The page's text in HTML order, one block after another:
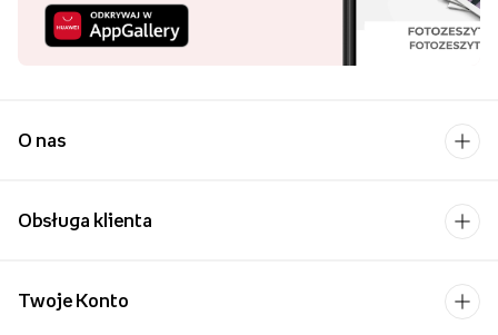
O nas
Obsługa klienta
Twoje Konto